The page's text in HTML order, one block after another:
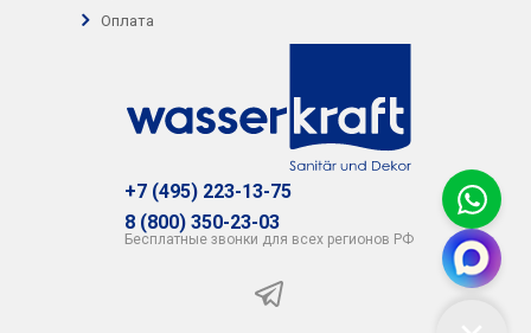
Оплата
+7 (495) 223-13-75
8 (800) 350-23-03
Бесплатные звонки для всех регионов РФ